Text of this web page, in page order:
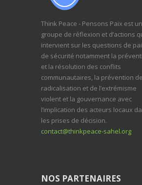
Think Peace - Pensons Paix est un
groupe de réflexion et d’actions
intervient sur les questions de
de sécurité notamment la
et la résolution des conflits
communautaires, la prévention
radicalisation et de l’extrémisme
violent et la gouvernance avec
l’implication des acteurs locaux
les prises de décision.
contact@thinkpeace-sahel.org
NOS PARTENAIRES